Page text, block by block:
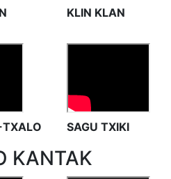
KLIN KLAN
SAGU TXIKI
KANTAK